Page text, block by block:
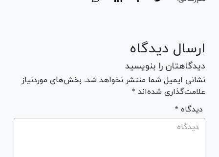
ارسال دیدگاه
دیدگاهتان را بنویسید
نشانی ایمیل شما منتشر نخواهد شد. بخش‌های موردنیاز
علامت‌گذاری شده‌اند *
* دیدگاه